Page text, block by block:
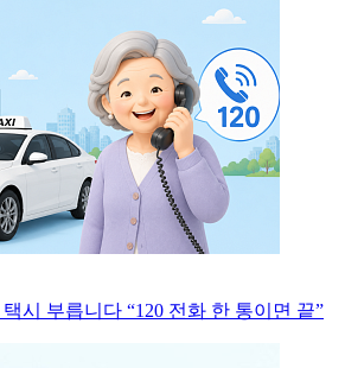
시 부릅니다 “120 전화 한 통이면 끝”